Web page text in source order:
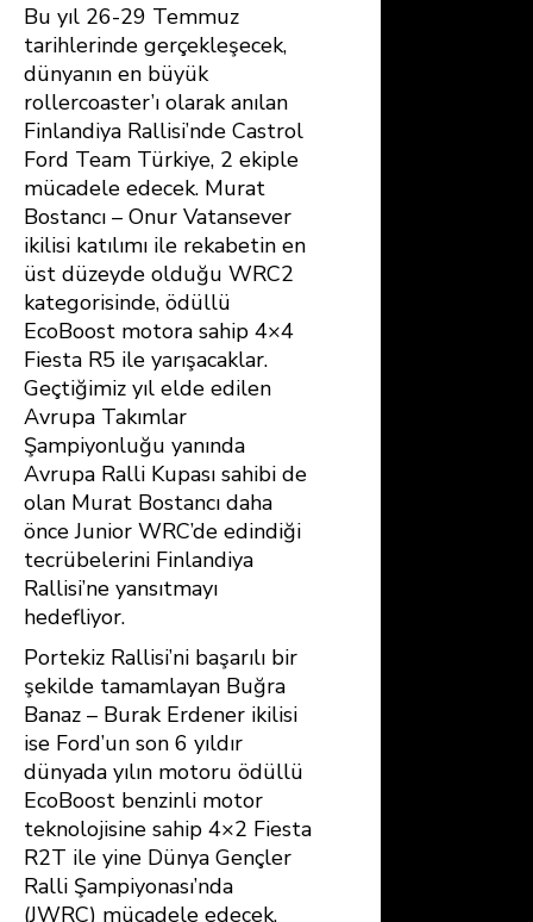
Bu yıl 26-29 Temmuz
tarihlerinde gerçekleşecek,
dünyanın en büyük
rollercoaster’ı olarak anılan
Finlandiya Rallisi’nde Castrol
Ford Team Türkiye, 2 ekiple
mücadele edecek. Murat
Bostancı – Onur Vatansever
ikilisi katılımı ile rekabetin en
üst düzeyde olduğu WRC2
kategorisinde, ödüllü
EcoBoost motora sahip 4×4
Fiesta R5 ile yarışacaklar.
Geçtiğimiz yıl elde edilen
Avrupa Takımlar
Şampiyonluğu yanında
Avrupa Ralli Kupası sahibi de
olan Murat Bostancı daha
önce Junior WRC’de edindiği
tecrübelerini Finlandiya
Rallisi’ne yansıtmayı
hedefliyor.
Portekiz Rallisi’ni başarılı bir
şekilde tamamlayan Buğra
Banaz – Burak Erdener ikilisi
ise Ford’un son 6 yıldır
dünyada yılın motoru ödüllü
EcoBoost benzinli motor
teknolojisine sahip 4×2 Fiesta
R2T ile yine Dünya Gençler
Ralli Şampiyonası’nda
(JWRC) mücadele edecek.